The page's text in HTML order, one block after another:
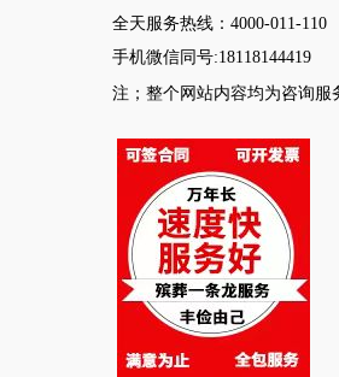
全天服务热线：4000-011-110
手机微信同号:18118144419
注；整个网站内容均为咨询服